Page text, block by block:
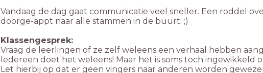
Vandaag de dag gaat communicatie veel sneller. Een roddel
doorge-appt naar alle stammen in de buurt. ;)
Klassengesprek:
Vraag de leerlingen of ze zelf weleens een verhaal hebben
Iedereen doet het weleens! Maar het is soms toch ingewikkeld
Let hierbij op dat er geen vingers naar anderen worden